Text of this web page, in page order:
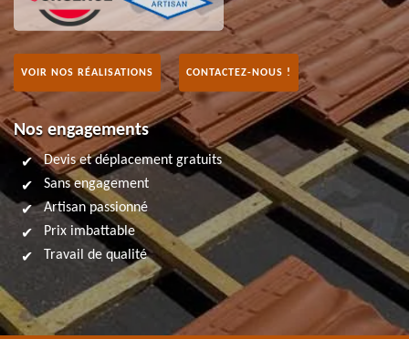
VOIR NOS RÉALISATIONS CONTACTEZ-NOUS !
Nos engagements
Devis et déplacement gratuits
Sans engagement
Artisan passionné
Prix imbattable
Travail de qualité